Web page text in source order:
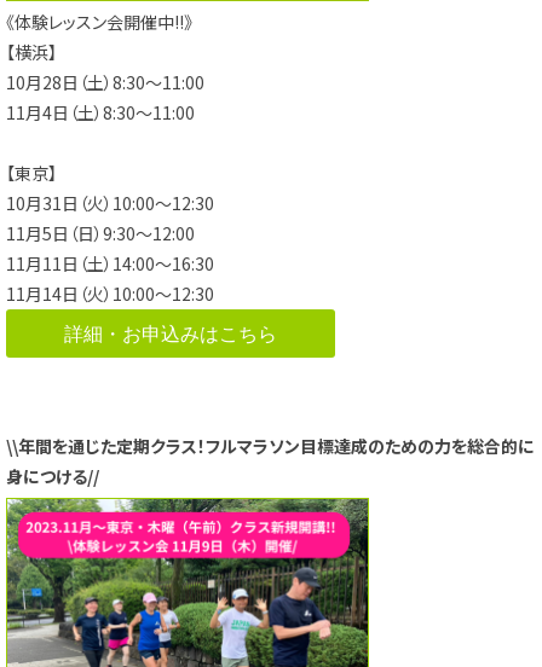
《体験レッスン会開催中!!》
【横浜】
10月28日（土）8:30～11:00
11月4日（土）8:30～11:00
【東京】
10月31日（火）10:00～12:30
11月5日（日）9:30～12:00
11月11日（土）14:00～16:30
11月14日（火）10:00～12:30
詳細・お申込みはこちら
\\年間を通じた定期クラス！フルマラソン目標達成のための力を総合的に
身につける//